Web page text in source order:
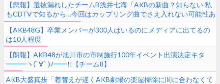
【悲報】選抜漏れしたチームB浅井七海「AKBの新曲？知らない 私
もCDTVで知るから…今回はカップリング曲でさえ入れない可能性あ
る…」
【AKB48G】卒業メンバーが300人はいるのにメディアに出てるの
は10人程度
【朗報】AKB48が旭川市の市制施行100年イベント出演決定キタ
━━━ヽ(ﾟ∀ﾟ )ﾉ━━!!【チーム8】
AKB大盛真歩「着替えが遅くAKB劇場の楽屋掃除に間に合わなくて